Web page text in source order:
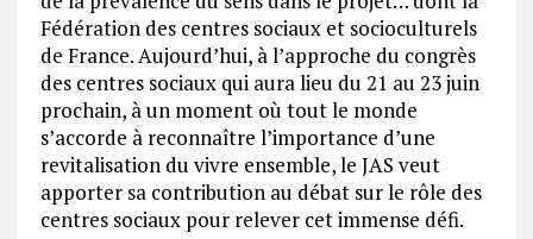
Fédération des centres sociaux et socioculturels
de France. Aujourd’hui, à l’approche du congrès
des centres sociaux qui aura lieu du 21 au 23 juin
prochain, à un moment où tout le monde
s’accorde à reconnaître l’importance d’une
revitalisation du vivre ensemble, le JAS veut
apporter sa contribution au débat sur le rôle des
centres sociaux pour relever cet immense défi.